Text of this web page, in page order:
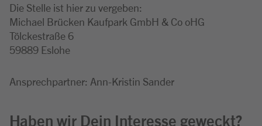
Die Stelle ist hier zu vergeben:
Michael Brücken Kaufpark GmbH & Co oHG
Tölckestraße 6
59889 Eslohe
Ansprechpartner: Ann-Kristin Sander
Haben wir Dein Interesse geweckt?